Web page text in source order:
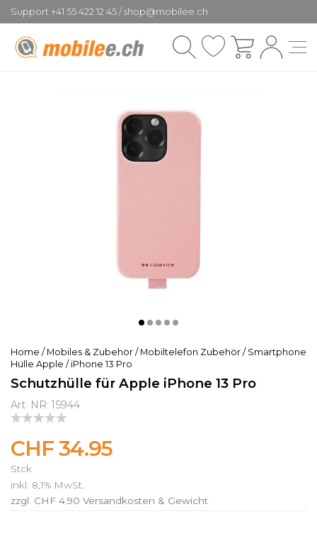
Support +41 55 422 12 45 / shop@mobilee.ch
Home / Mobiles & Zubehör / Mobiltelefon Zubehör / Smartphone
Hülle Apple / iPhone 13 Pro
Schutzhülle für Apple iPhone 13 Pro
Art. NR: 15944
CHF 34.95
Stck
inkl. 8,1% MwSt.
zzgl. CHF 4.90 Versandkosten & Gewicht